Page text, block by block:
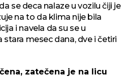
se deca nalaze u vozilu čiji je
na to da klima nije bila
i navela da su se u
mesec dana, dve i četiri
zatečena je na licu